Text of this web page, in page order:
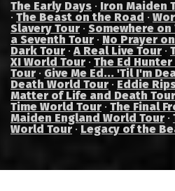
The Early Days · Iron Maiden
· The Beast on the Road ·
Slavery Tour · Somewhere on
a Seventh Tour · No Prayer
Dark Tour ·A Real Live Tour ·
XI World Tour · The Ed Hunter
Tour · Give Me Ed... 'Til I'm
Death World Tour · Eddie
Matter of Life and Death Tour
Time World Tour · The Final
Maiden England World Tour ·
World Tour· Legacy of the